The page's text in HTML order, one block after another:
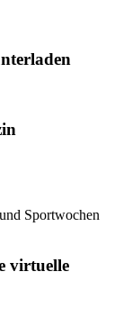
Sportwochen
virtuelle